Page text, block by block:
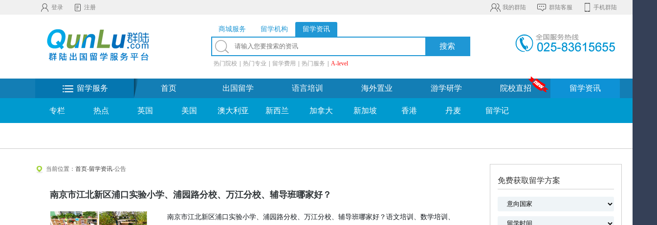
登录 注册 我的群陆 群陆客服 手机群陆
商城服务 留学机构 留学资讯
热门院校 热门专业 留学费用 热门服务 A-level
留学服务 首页 出国留学 语言培训 海外置业 游学研学 院校直招 留学资讯
专栏 热点 英国 美国 澳大利亚 新西兰 加拿大 新加坡 香港 丹麦 留学记
当前位置： 首页-留学资讯-公告
南京市江北新区浦口实验小学、浦园路分校、万江分校、辅导班哪家好？
南京市江北新区浦口实验小学、浦园路分校、万江分校、辅导班哪家好？语文培训、数学培训、
免费获取留学方案